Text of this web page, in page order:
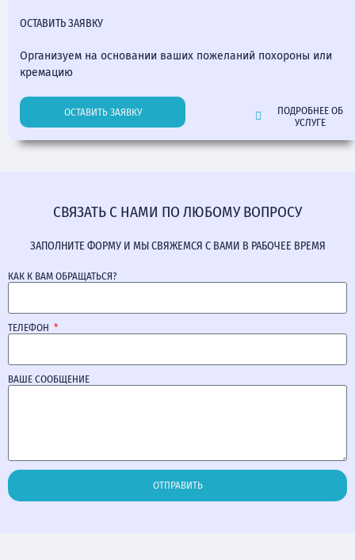
ОСТАВИТЬ ЗАЯВКУ
Организуем на основании ваших пожеланий похороны или
кремацию
ОСТАВИТЬ ЗАЯВКУ
ПОДРОБНЕЕ ОБ
УСЛУГЕ
СВЯЗАТЬ С НАМИ ПО ЛЮБОМУ ВОПРОСУ
ЗАПОЛНИТЕ ФОРМУ И МЫ СВЯЖЕМСЯ С ВАМИ В РАБОЧЕЕ ВРЕМЯ
КАК К ВАМ ОБРАЩАТЬСЯ?
ТЕЛЕФОН
ВАШЕ СООБЩЕНИЕ
ОТПРАВИТЬ